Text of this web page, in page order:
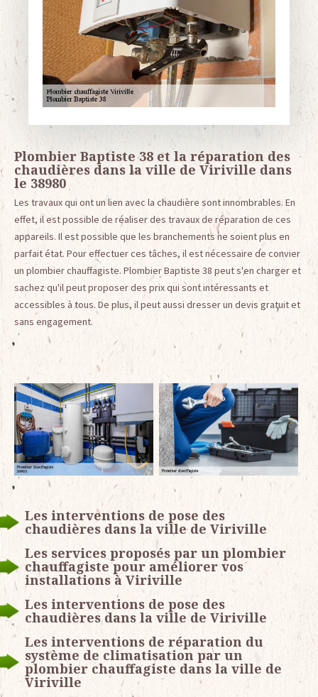
Plombier Baptiste 38 et la réparation des
chaudières dans la ville de Viriville dans
le 38980
Les travaux qui ont un lien avec la chaudière sont innombrables. En
effet, il est possible de réaliser des travaux de réparation de ces
appareils. Il est possible que les branchements ne soient plus en
parfait état. Pour effectuer ces tâches, il est nécessaire de convier
un plombier chauffagiste. Plombier Baptiste 38 peut s'en charger et
sachez qu'il peut proposer des prix qui sont intéressants et
accessibles à tous. De plus, il peut aussi dresser un devis gratuit et
sans engagement.
Les interventions de pose des
chaudières dans la ville de Viriville
Les services proposés par un plombier
chauffagiste pour améliorer vos
installations à Viriville
Les interventions de pose des
chaudières dans la ville de Viriville
Les interventions de réparation du
système de climatisation par un
plombier chauffagiste dans la ville de
Viriville